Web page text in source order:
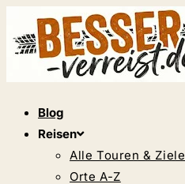
Inhalt
springen
Blog
Reisen
Alle Touren & Ziele
Orte A-Z